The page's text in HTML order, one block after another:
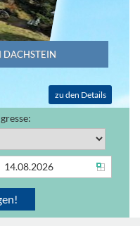
DACHSTEIN
zu den Details